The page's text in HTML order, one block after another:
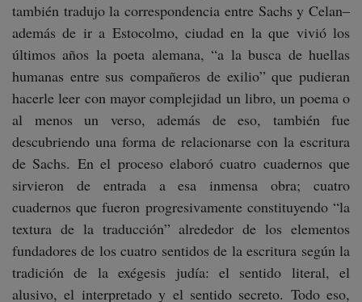
también tradujo la correspondencia entre Sachs y Celan–
además de ir a Estocolmo, ciudad en la que vivió los
últimos años la poeta alemana, “a la busca de huellas
humanas entre sus compañeros de exilio” que pudieran
hacerle leer con mayor complejidad un libro, un poema o
al menos un verso, además de eso, también fue
descubriendo una forma de relacionarse con la escritura
de Sachs. En el proceso elaboró cuatro cuadernos que
sirvieron de entrada a esa inmensa obra; cuatro
cuadernos que fueron progresivamente constituyendo “la
textura de la traducción” alrededor de los elementos
fundadores de los cuatro sentidos de la escritura según la
tradición de la exégesis judía: el sentido literal, el
alusivo, el interpretado y el sentido secreto. Todo eso,